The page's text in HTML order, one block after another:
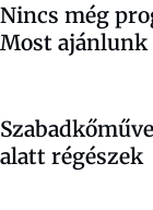
Nincs még
Most ajánlunk
alatt régészek